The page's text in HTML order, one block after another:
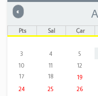
« Önceki
Pts Sal Çar
3
4 5
10
11 12
17
18 19
24
25 26